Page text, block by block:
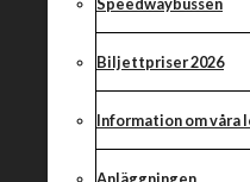
Biljettpriser 2026
Information om